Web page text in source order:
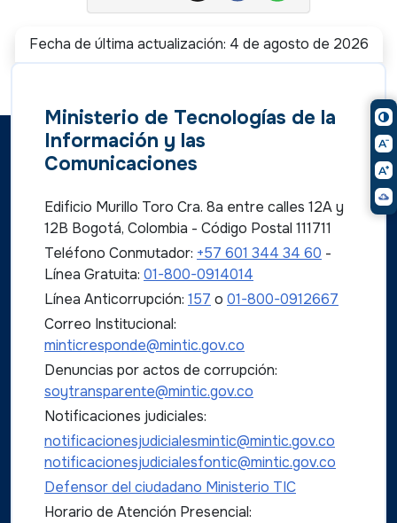
Fecha de última actualización: 4 de agosto de 2026
Ministerio de Tecnologías de la
Información y las
Comunicaciones
Edificio Murillo Toro Cra. 8a entre calles 12A y
12B Bogotá, Colombia - Código Postal 111711
Teléfono Conmutador: +57 601 344 34 60 -
Línea Gratuita: 01-800-0914014
Línea Anticorrupción: 157 o 01-800-0912667
Correo Institucional:
minticresponde@mintic.gov.co
Denuncias por actos de corrupción:
soytransparente@mintic.gov.co
Notificaciones judiciales:
notificacionesjudicialesmintic@mintic.gov.co
notificacionesjudicialesfontic@mintic.gov.co
Defensor del ciudadano Ministerio TIC
Horario de Atención Presencial: